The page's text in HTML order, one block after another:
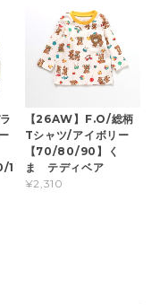
1
【26AW】F.O/総柄
Tシャツ/アイボリー
【70/80/90】く
ま テディベア
¥2,310